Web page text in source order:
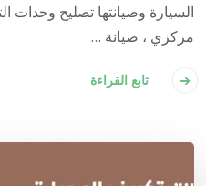
السيارة وصيانتها تصليح وحدات
مركزي ، صيانة …
تابع القراءة